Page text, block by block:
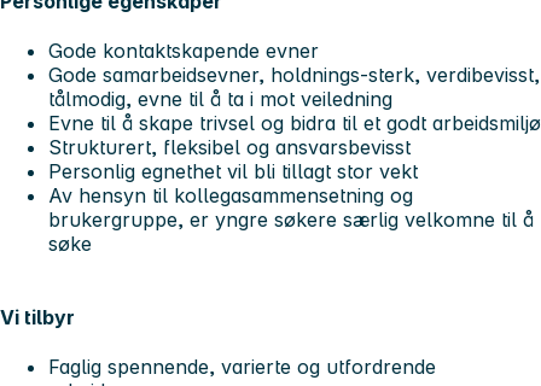
Gode kontaktskapende evner
Gode samarbeidsevner, holdnings-sterk, verdibevisst,
tålmodig, evne til å ta i mot veiledning
Evne til å skape trivsel og bidra til et godt arbeidsmiljø
Strukturert, fleksibel og ansvarsbevisst
Personlig egnethet vil bli tillagt stor vekt
Av hensyn til kollegasammensetning og
brukergruppe, er yngre søkere særlig velkomne til å
søke
Vi tilbyr
Faglig spennende, varierte og utfordrende